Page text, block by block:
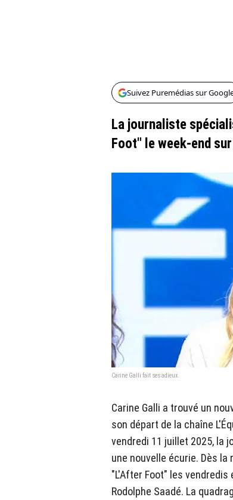
Suivez Puremédias sur
La journaliste
Foot" le week-end
Carine Galli fait ses adieux.
Carine Galli a trouvé un
son départ de la chaîne
vendredi 11 juillet 2025, la
une nouvelle écurie. Dès
"L'After Foot" les vendredis
Rodolphe Saadé. La